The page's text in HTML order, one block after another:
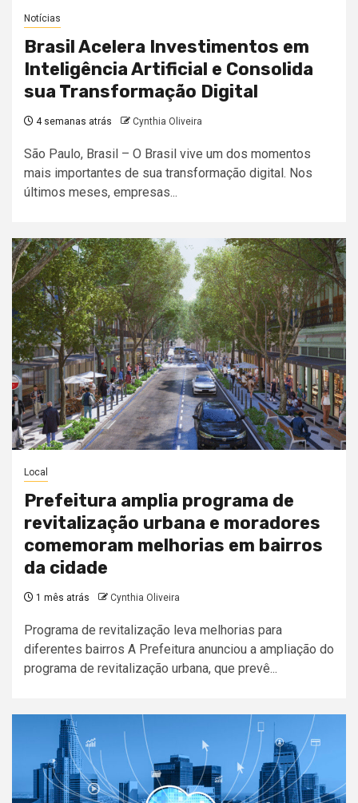
Notícias
Brasil Acelera Investimentos em
Inteligência Artificial e Consolida
sua Transformação Digital
4 semanas atrás Cynthia Oliveira
São Paulo, Brasil – O Brasil vive um dos momentos
mais importantes de sua transformação digital. Nos
últimos meses, empresas...
Local
Prefeitura amplia programa de
revitalização urbana e moradores
comemoram melhorias em bairros
da cidade
1 mês atrás Cynthia Oliveira
Programa de revitalização leva melhorias para
diferentes bairros A Prefeitura anunciou a ampliação do
programa de revitalização urbana, que prevê...